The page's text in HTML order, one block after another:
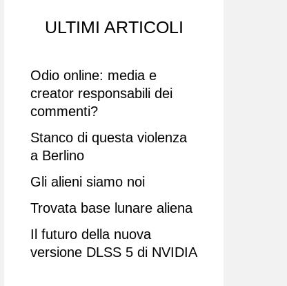
ULTIMI ARTICOLI
Odio online: media e
creator responsabili dei
commenti?
Stanco di questa violenza
a Berlino
Gli alieni siamo noi
Trovata base lunare aliena
Il futuro della nuova
versione DLSS 5 di NVIDIA